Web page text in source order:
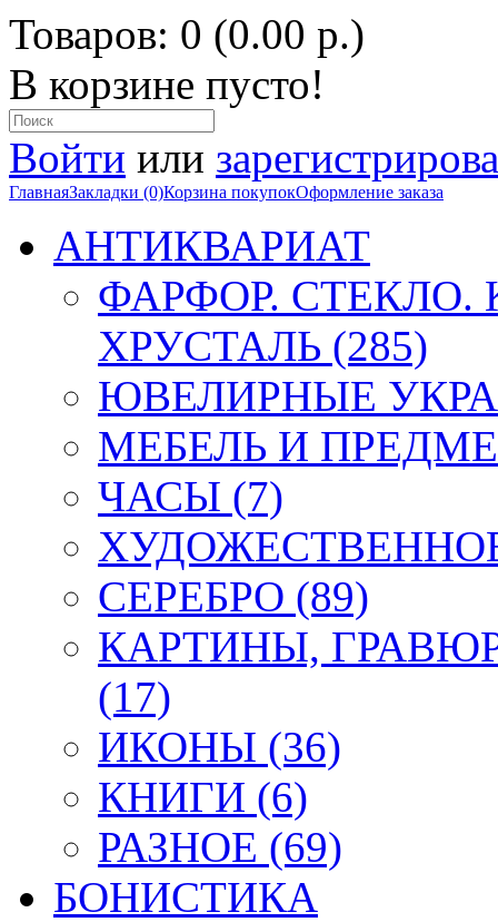
Товаров: 0 (0.00 р.)
В корзине пусто!
Войти или
ГлавнаяЗакладки (0)Корзина покупокОформление заказа
АНТИКВАРИАТ
ФАРФОР.
ХРУСТАЛЬ (285)
ЮВЕЛИРНЫЕ
МЕБЕЛЬ И
ЧАСЫ (7)
СЕРЕБРО (89)
КАРТИНЫ,
(17)
ИКОНЫ (36)
КНИГИ (6)
РАЗНОЕ (69)
БОНИСТИКА